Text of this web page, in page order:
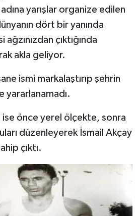
yarışlar organize edilen
dört bir yanında
ağzınızdan çıktığında
akla geliyor.
ismi markalaştırıp şehrin
yararlanamadı.
ise önce yerel ölçekte, sonra
düzenleyerek İsmail Akçay
çıktı.